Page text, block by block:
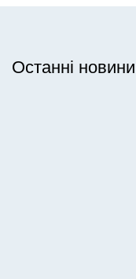
Останні новини